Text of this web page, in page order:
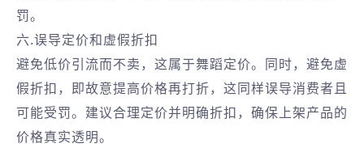
罚。
六.误导定价和虚假折扣
避免低价引流而不卖，这属于舞蹈定价。同时，避免虚
假折扣，即故意提高价格再打折，这同样误导消费者且
可能受罚。建议合理定价并明确折扣，确保上架产品的
价格真实透明。